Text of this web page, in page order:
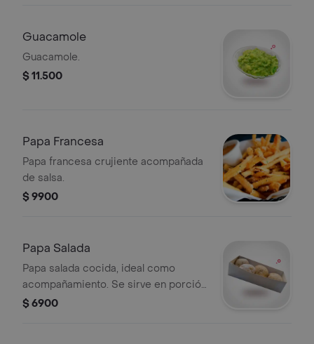
Guacamole
Guacamole.
$ 11.500
Papa Francesa
Papa francesa crujiente acompañada
de salsa.
$ 9900
Papa Salada
Papa salada cocida, ideal como
acompañamiento. Se sirve en porción
de tres unidades.
$ 6900